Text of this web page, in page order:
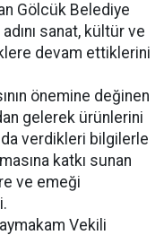
Gölcük Belediye
adını sanat, kültür ve
devam ettiklerini
önemine değinen
gelerek ürünlerini
verdikleri bilgilerle
katkı sunan
ve emeği
Vekili